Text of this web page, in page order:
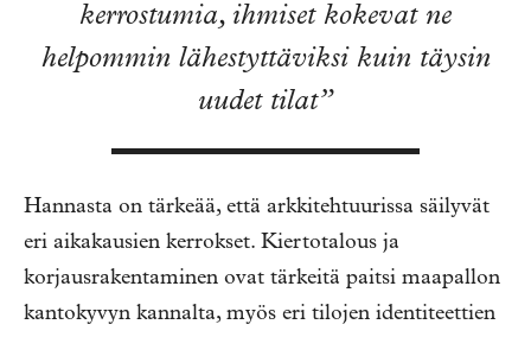
kerrostumia, ihmiset kokevat ne
helpommin lähestyttäviksi kuin täysin
uudet tilat”
Hannasta on tärkeää, että arkkitehtuurissa säilyvät
eri aikakausien kerrokset. Kiertotalous ja
korjausrakentaminen ovat tärkeitä paitsi maapallon
kantokyvyn kannalta, myös eri tilojen identiteettien